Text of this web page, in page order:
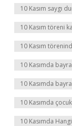
10 Kasım saygı
10 Kasım töreni
10 Kasım
10 Kasımda
10 Kasımda
10 Kasımda
10 Kasımda